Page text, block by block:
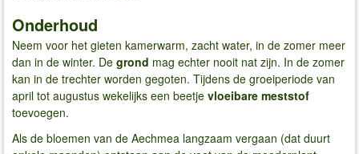
Onderhoud
Neem voor het gieten kamerwarm, zacht water, in de zomer meer
dan in de winter. De grond mag echter nooit nat zijn. In de zomer
kan in de trechter worden gegoten. Tijdens de groeiperiode van
april tot augustus wekelijks een beetje vloeibare meststof
toevoegen.
Als de bloemen van de Aechmea langzaam vergaan (dat duurt